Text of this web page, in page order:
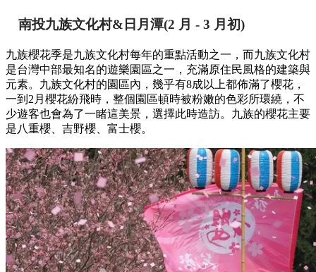
南投九族文化村& 日月潭(2 月 - 3 月初)
九族櫻花季是九族文化村每年的重點活動之一，而九族文化村
是台灣中部最知名的遊樂園區之一，充滿原住民風格的建築與
元素。九族文化村的園區內，幾乎有8成以上都佈滿了櫻花，
一到2月櫻花紛飛時，整個園區頓時被粉嫩的色彩所環繞，不
少遊客也會為了一睹這美景，選擇此時造訪。九族的櫻花主要
是八重櫻、吉野櫻、富士櫻。